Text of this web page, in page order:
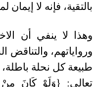
بالتقية، فإنه لا إيمان
وهذا لا ينفي أن
ورواياتهم،
طبيعة كل نحلة
تعالى: {وَلَوْ كَانَ مِنْ